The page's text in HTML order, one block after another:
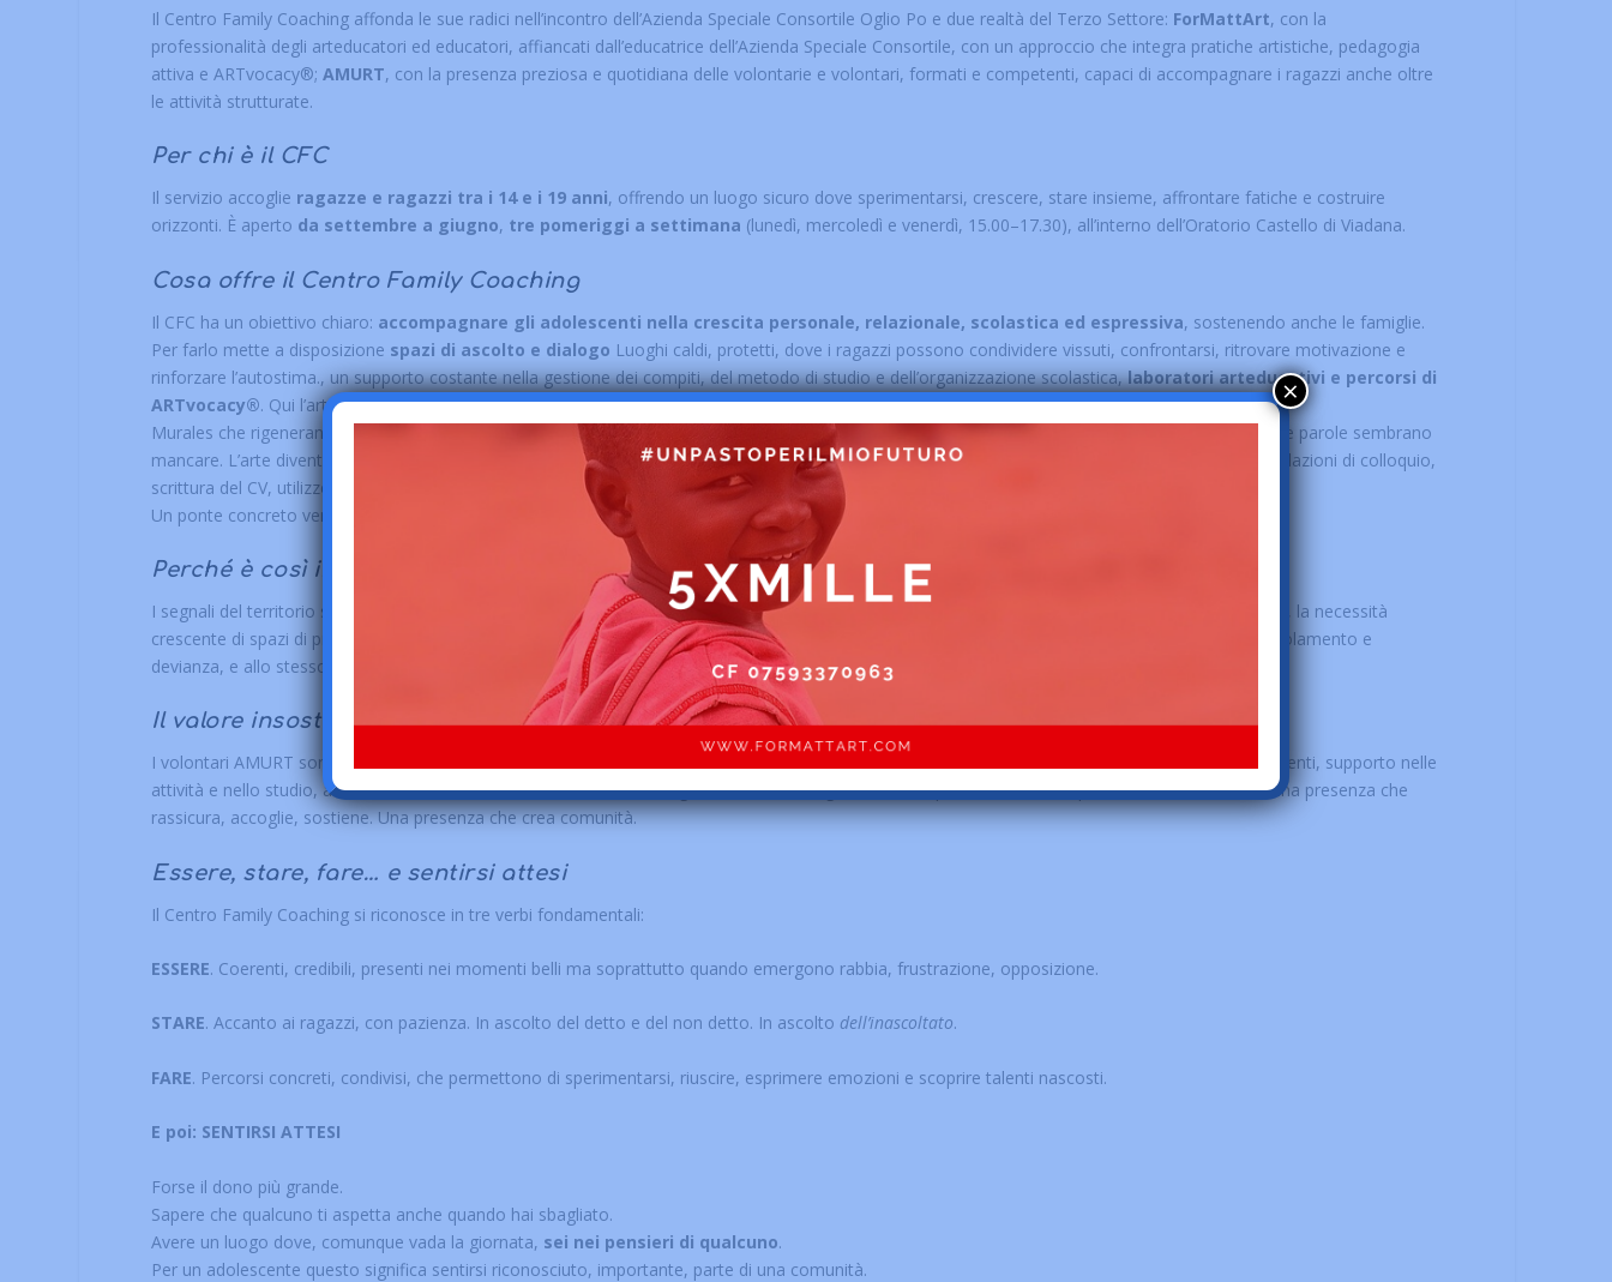
Il Centro Family Coaching affonda le sue radici nell’incontro dell’Azienda Speciale Consortile Oglio Po e due realtà del Terzo Settore: ForMattArt, con la
professionalità degli arteducatori ed educatori, affiancati dall’educatrice dell’Azienda Speciale Consortile, con un approccio che integra pratiche artistiche, pedagogia
attiva e ARTvocacy®;AMURT, con la presenza preziosa e quotidiana delle volontarie e volontari, formati e competenti, capaci di accompagnare i ragazzi anche oltre
le attività strutturate.
Per chi è il CFC
Il servizio accoglie ragazze e ragazzi tra i 14 e i 19 anni, offrendo un luogo sicuro dove sperimentarsi, crescere, stare insieme, affrontare fatiche e costruire
orizzonti. È aperto da settembre a giugno, tre pomeriggi a settimana (lunedì, mercoledì e venerdì, 15.00–17.30), all’interno dell’Oratorio Castello di Viadana.
Cosa offre il Centro Family Coaching
Il CFC ha un obiettivo chiaro: accompagnare gli adolescenti nella crescita personale, relazionale, scolastica ed espressiva, sostenendo anche le famiglie.
Per farlo mette a disposizione spazi di ascolto e dialogo Luoghi caldi, protetti, dove i ragazzi possono condividere vissuti, confrontarsi, ritrovare motivazione e
rinforzare l’autostima., un supporto costante nella gestione dei compiti, del metodo di studio e dell’organizzazione scolastica,laboratori arteducativi e percorsi di
ARTvocacy®. Qui l’arte non intrattiene:trasforma.
Murales che rigenerano luoghi, percorsi rap che danno voce alle emozioni, drammaturgie condivise che permettono di raccontarsi anche quando le parole sembrano
mancare. L’arte diventa possibilità di riconoscersi, scoprire talenti inattesi, immaginare nuovi futuri. E poi lo
: club patente, simulazioni di colloquio,
scrittura del CV, utilizzo degli strumenti digitali, riflessioni su tematiche attuali.
Un ponte concreto verso l’età adulta.
Perché è così importante oggi
I segnali del territorio sono chiari, si rileva un aumento di adolescenti in carico ai servizi, casi più complessi e fragilità che emergono precocemente, la necessità
crescente di spazi di prevenzione e sostegno. Il CFC rappresenta una rispostaprecoce, leggera ma efficace
, capace di prevenire marginalità, isolamento e
devianza, e allo stesso tempo di promuovere protagonismo, competenze e senso di appartenenza.
Il valore insostituibile dei volontari AMURT
I volontari AMURT sono parte essenziale del modello operativo. La loro azione quotidiana genera vicinanza e continuità attraverso accompagnamenti, supporto nelle
attività e nello studio, ascolto e orientamento, mediazione con famiglie e servizi, sostegno nelle complessità della vita quotidiana. Garantiscono una presenza che
rassicura, accoglie, sostiene. Una presenza che crea comunità.
Essere, stare, fare… e sentirsi attesi
Il Centro Family Coaching si riconosce in tre verbi fondamentali:
ESSERE. Coerenti, credibili, presenti nei momenti belli ma soprattutto quando emergono rabbia, frustrazione, opposizione.
STARE. Accanto ai ragazzi, con pazienza. In ascolto del detto e del non detto. In ascolto dell’inascoltato.
FARE. Percorsi concreti, condivisi, che permettono di sperimentarsi, riuscire, esprimere emozioni e scoprire talenti nascosti.
E poi: SENTIRSI ATTESI
Forse il dono più grande.
Sapere che qualcuno ti aspetta anche quando hai sbagliato.
Avere un luogo dove, comunque vada la giornata, sei nei pensieri di qualcuno.
Per un adolescente questo significa sentirsi riconosciuto, importante, parte di una comunità.
×